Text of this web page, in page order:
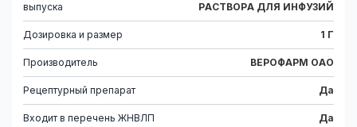
выпуска
РАСТВОРА ДЛЯ ИНФУЗИЙ
Дозировка и размер 1 Г
Производитель ВЕРОФАРМ ОАО
Рецептурный препарат Да
Входит в перечень ЖНВЛП Да